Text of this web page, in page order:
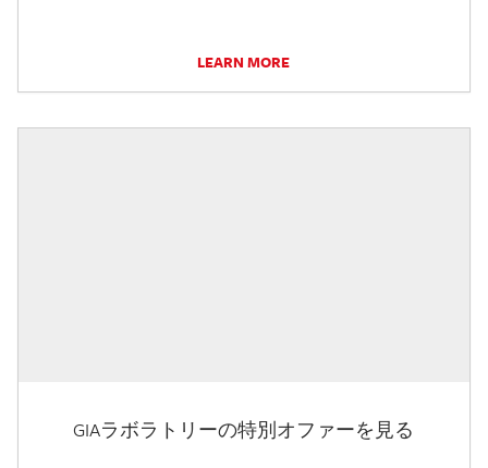
LEARN MORE
GIAラボラトリーの特別オファーを見る